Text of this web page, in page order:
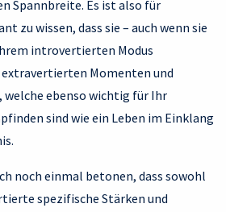
Spannbreite. Es ist also für
zu wissen, dass sie – auch wenn sie
introvertierten Modus
Momenten und
ebenso wichtig für Ihr
sind wie ein Leben im Einklang
noch einmal betonen, dass sowohl
spezifische Stärken und